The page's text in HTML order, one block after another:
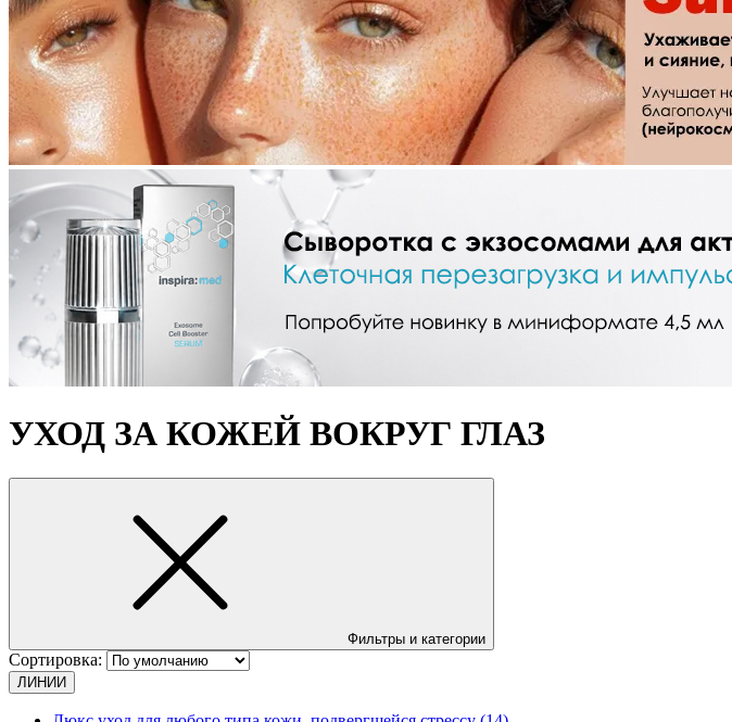
УХОД ЗА КОЖЕЙ ВОКРУГ ГЛАЗ
Фильтры и категории
Сортировка:
ЛИНИИ